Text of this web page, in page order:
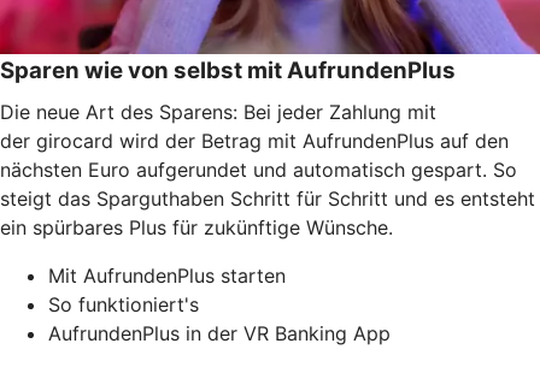
Sparen wie von selbst mit AufrundenPlus
Die neue Art des Sparens: Bei jeder Zahlung mit
der girocard wird der Betrag mit AufrundenPlus auf den
nächsten Euro aufgerundet und automatisch gespart. So
steigt das Sparguthaben Schritt für Schritt und es entsteht
ein spürbares Plus für zukünftige Wünsche.
Mit AufrundenPlus starten
So funktioniert's
AufrundenPlus in der VR Banking App